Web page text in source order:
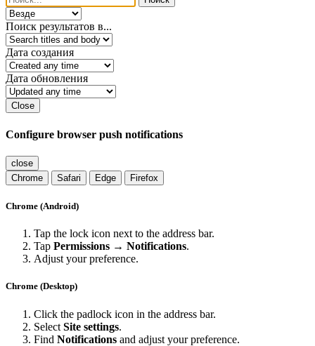
Поиск результатов в...
Дата создания
Дата обновления
Close
Configure browser push notifications
close
Chrome
Safari Edge Firefox
Chrome (Android)
Tap the lock icon next to the address bar.
Tap Permissions → Notifications.
Adjust your preference.
Chrome (Desktop)
Click the padlock icon in the address bar.
Select Site settings.
Find Notifications and adjust your preference.